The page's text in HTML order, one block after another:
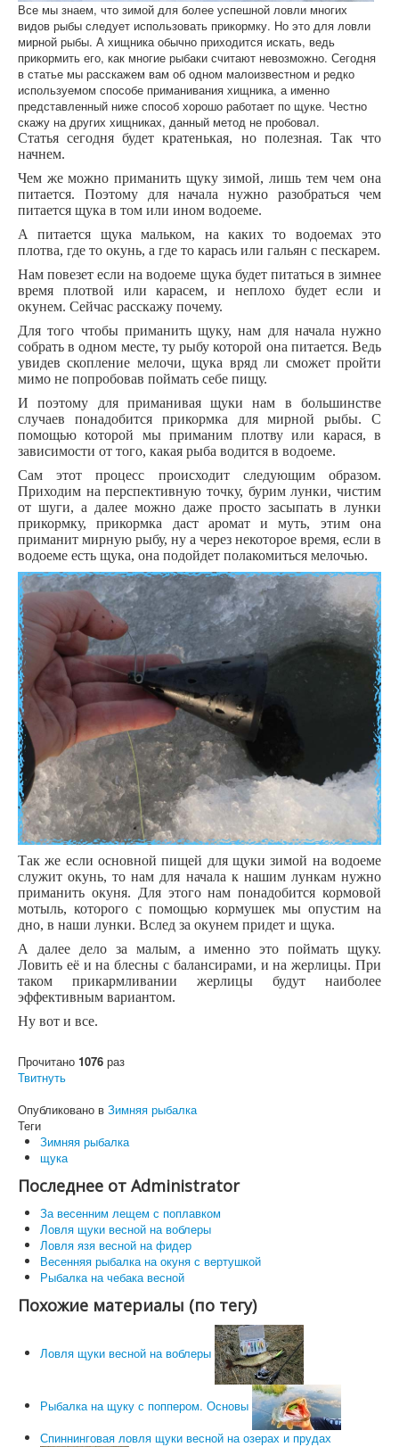
Все мы знаем, что зимой для более успешной ловли многих
видов рыбы следует использовать прикормку. Но это для ловли
мирной рыбы. А хищника обычно приходится искать, ведь
прикормить его, как многие рыбаки считают невозможно. Сегодня
в статье мы расскажем вам об одном малоизвестном и редко
используемом способе приманивания хищника, а именно
представленный ниже способ хорошо работает по щуке. Честно
скажу на других хищниках, данный метод не пробовал.
Статья сегодня будет кратенькая, но полезная. Так что
начнем.
Чем же можно приманить щуку зимой, лишь тем чем она
питается. Поэтому для начала нужно разобраться чем
питается щука в том или ином водоеме.
А питается щука мальком, на каких то водоемах это
плотва, где то окунь, а где то карась или гальян с пескарем.
Нам повезет если на водоеме щука будет питаться в зимнее
время плотвой или карасем, и неплохо будет если и
окунем. Сейчас расскажу почему.
Для того чтобы приманить щуку, нам для начала нужно
собрать в одном месте, ту рыбу которой она питается. Ведь
увидев скопление мелочи, щука вряд ли сможет пройти
мимо не попробовав поймать себе пищу.
И поэтому для приманивая щуки нам в большинстве
случаев понадобится прикормка для мирной рыбы. С
помощью которой мы приманим плотву или карася, в
зависимости от того, какая рыба водится в водоеме.
Сам этот процесс происходит следующим образом.
Приходим на перспективную точку, бурим лунки, чистим
от шуги, а далее можно даже просто засыпать в лунки
прикормку, прикормка даст аромат и муть, этим она
приманит мирную рыбу, ну а через некоторое время, если в
водоеме есть щука, она подойдет полакомиться мелочью.
Так же если основной пищей для щуки зимой на водоеме
служит окунь, то нам для начала к нашим лункам нужно
приманить окуня. Для этого нам понадобится кормовой
мотыль, которого с помощью кормушек мы опустим на
дно, в наши лунки. Вслед за окунем придет и щука.
А далее дело за малым, а именно это поймать щуку.
Ловить её и на блесны с балансирами, и на жерлицы. При
таком прикармливании жерлицы будут наиболее
эффективным вариантом.
Ну вот и все.
Прочитано 1076 раз
Твитнуть
Опубликовано в Зимняя рыбалка
Теги
Зимняя рыбалка
щука
Последнее от Administrator
За весенним лещем с поплавком
Ловля щуки весной на воблеры
Ловля язя весной на фидер
Весенняя рыбалка на окуня с вертушкой
Рыбалка на чебака весной
Похожие материалы (по тегу)
Ловля щуки весной на воблеры
Рыбалка на щуку с поппером. Основы
Спиннинговая ловля щуки весной на озерах и прудах